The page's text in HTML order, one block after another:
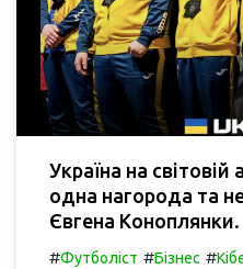
Україна на світовій
одна нагорода та
Євгена Коноплянки.
#Футболіст #Бізнес #